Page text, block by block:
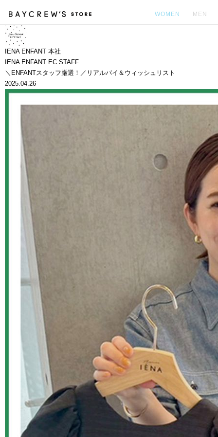
WOMEN MEN
IENA ENFANT 本社
IENA ENFANT EC STAFF
＼ENFANTスタッフ厳選！／リアルバイ＆ウィッシュリスト
2025.04.26